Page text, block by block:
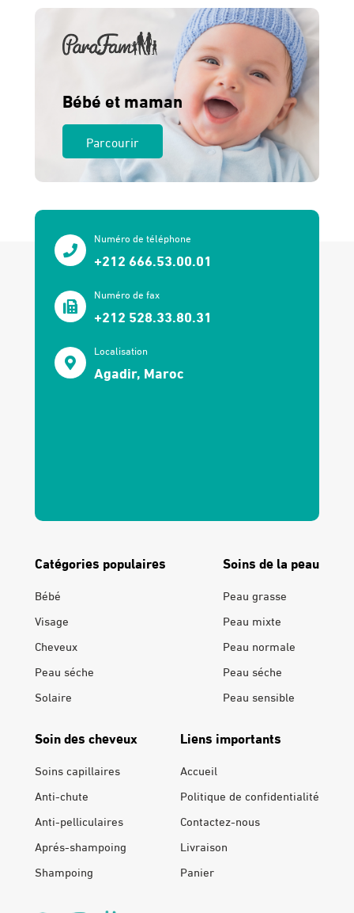
Bébé et maman
Parcourir
Numéro de téléphone
+212 666.53.00.01
Numéro de fax
+212 528.33.80.31
Localisation
Agadir, Maroc
Catégories populaires
Bébé
Visage
Cheveux
Peau séche
Solaire
Soins de la peau
Peau grasse
Peau mixte
Peau normale
Peau séche
Peau sensible
Soin des cheveux
Soins capillaires
Anti-chute
Anti-pelliculaires
Aprés-shampoing
Shampoing
Liens importants
Accueil
Politique de confidentialité
Contactez-nous
Livraison
Panier